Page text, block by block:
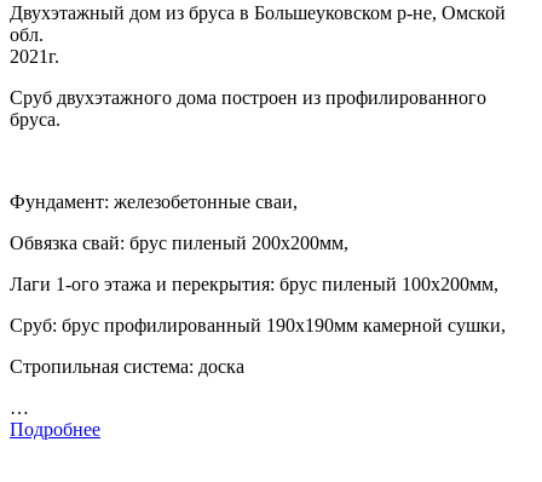
Двухэтажный дом из бруса в Большеуковском р-не, Омской
обл.
2021г.
Сруб двухэтажного дома построен из профилированного
бруса.
Фундамент: железобетонные сваи,
Обвязка свай: брус пиленый 200х200мм,
Лаги 1-ого этажа и перекрытия: брус пиленый 100х200мм,
Сруб: брус профилированный 190х190мм камерной сушки,
Стропильная система: доска
…
Подробнее